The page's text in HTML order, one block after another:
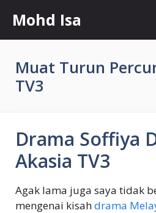
content
Mohd Isa
Muat Turun
TV3
Drama Soffiya
Akasia TV3
Agak lama juga saya tidak
mengenai kisahdrama